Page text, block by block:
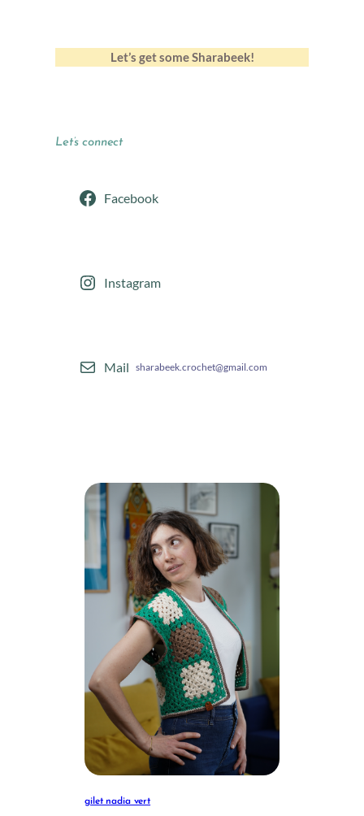
Let’s get some Sharabeek!
Let’s connect
Facebook
Instagram
Mail sharabeek.crochet@gmail.com
gilet nadia vert